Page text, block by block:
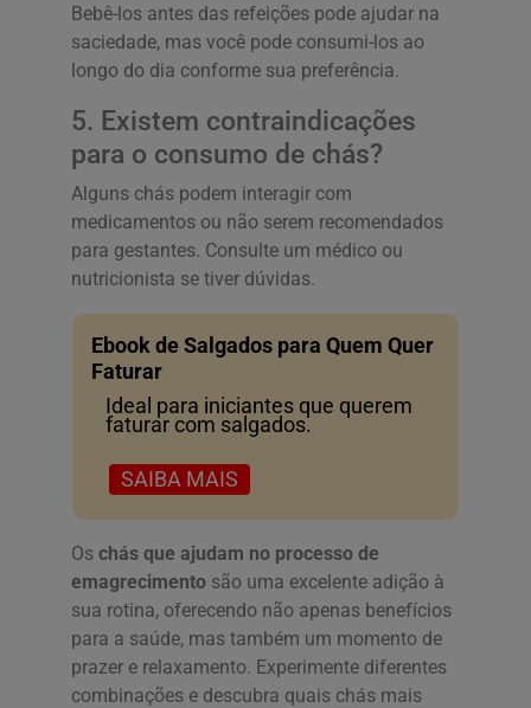
Bebê-los antes das refeições pode ajudar na
saciedade, mas você pode consumi-los ao
longo do dia conforme sua preferência.
5. Existem contraindicações
para o consumo de chás?
Alguns chás podem interagir com
medicamentos ou não serem recomendados
para gestantes. Consulte um médico ou
nutricionista se tiver dúvidas.
Ebook de Salgados para Quem Quer
Faturar
Ideal para iniciantes que querem
faturar com salgados.
SAIBA MAIS
Os chás que ajudam no processo de
emagrecimento são uma excelente adição à
sua rotina, oferecendo não apenas benefícios
para a saúde, mas também um momento de
prazer e relaxamento. Experimente diferentes
combinações e descubra quais chás mais